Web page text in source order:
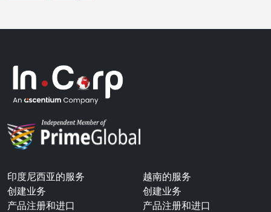
印度尼西亚的服务
创建业务
产品注册和进口
越南的服务
创建业务
产品注册和进口